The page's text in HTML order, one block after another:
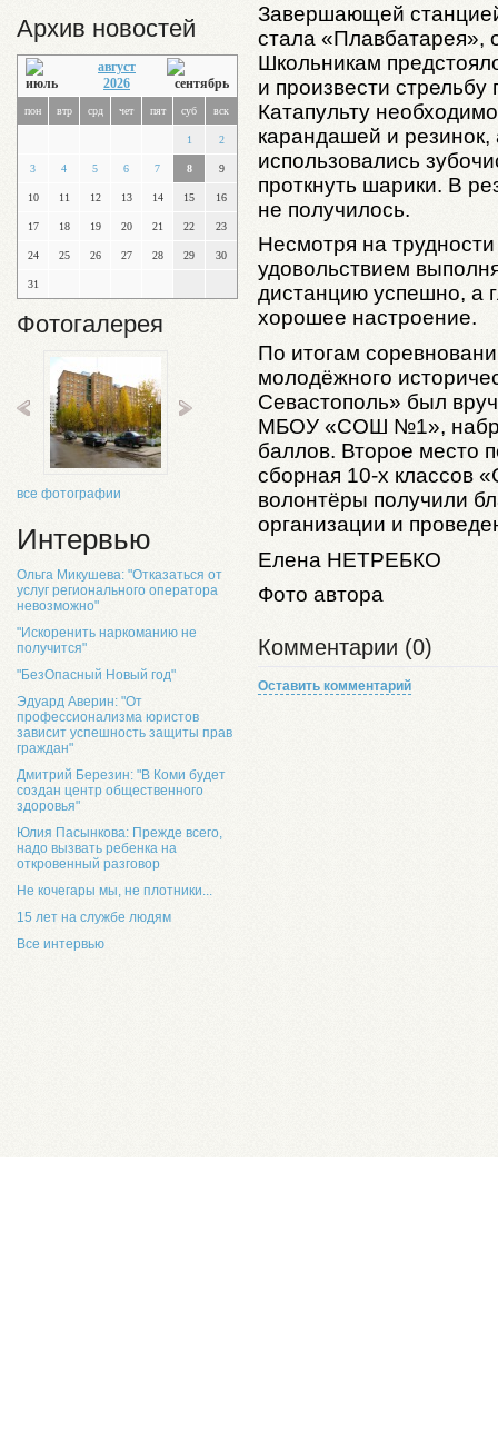
Архив новостей
август
2026
пон втр срд чет пят суб вск
1 2
3 4 5 6 7 8 9
10 11 12 13 14 15 16
17 18 19 20 21 22 23
24 25 26 27 28 29 30
31
Фотогалерея
все фотографии
Интервью
Ольга Микушева: "Отказаться от
услуг регионального оператора
невозможно"
"Искоренить наркоманию не
получится"
"БезОпасный Новый год"
Эдуард Аверин: "От
профессионализма юристов
зависит успешность защиты прав
граждан"
Дмитрий Березин: "В Коми будет
создан центр общественного
здоровья"
Юлия Пасынкова: Прежде всего,
надо вызвать ребенка на
откровенный разговор
Не кочегары мы, не плотники...
15 лет на службе людям
Все интервью
Завершающей
стала «Плавбатарея»,
Школьникам
и произвести
Катапульту
карандашей и резинок,
использовались
проткнуть шарики. В
не получилось.
Несмотря на
удовольствием
дистанцию успешно, а
хорошее настроение.
По итогам
молодёжного
Севастополь» был
МБОУ «СОШ №1»,
баллов. Второе место
сборная 10-х классов
волонтёры получили
организации и
Елена НЕТРЕБКО
Фото автора
Комментарии (0)
Оставить комментарий